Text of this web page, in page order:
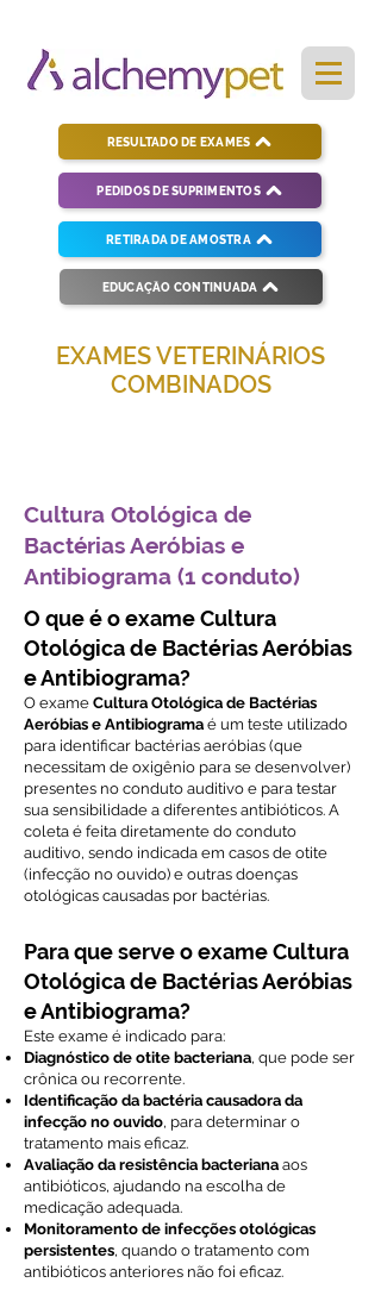
PEDIDOS DE SUPRIMENTOS
RESULTADO DE EXAMES
RETIRADA DE AMOSTRA
EDUCAÇÃO CONTINUADA
EXAMES VETERINÁRIOS
COMBINADOS
Cultura Otológica de
Bactérias Aeróbias e
Antibiograma (1 conduto)
O que é o exame Cultura
Otológica de Bactérias Aeróbias
e Antibiograma?
O exame Cultura Otológica de Bactérias
Aeróbias e Antibiograma é um teste utilizado
para identificar bactérias aeróbias (que
necessitam de oxigênio para se desenvolver)
presentes no conduto auditivo e para testar
sua sensibilidade a diferentes antibióticos. A
coleta é feita diretamente do conduto
auditivo, sendo indicada em casos de otite
(infecção no ouvido) e outras doenças
otológicas causadas por bactérias.
Para que serve o exame Cultura
Otológica de Bactérias Aeróbias
e Antibiograma?
Este exame é indicado para:
Diagnóstico de otite bacteriana, que pode ser
crônica ou recorrente.
Identificação da bactéria causadora da
infecção no ouvido, para determinar o
tratamento mais eficaz.
Avaliação da resistência bacteriana aos
antibióticos, ajudando na escolha de
medicação adequada.
Monitoramento de infecções otológicas
persistentes, quando o tratamento com
antibióticos anteriores não foi eficaz.